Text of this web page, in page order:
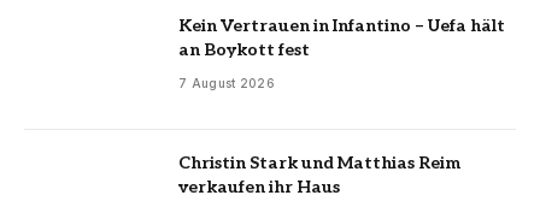
Kein Vertrauen in Infantino – Uefa hält
an Boykott fest
7 August 2026
Christin Stark und Matthias Reim
verkaufen ihr Haus